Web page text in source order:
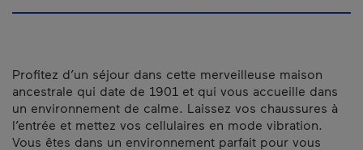
Profitez d’un séjour dans cette merveilleuse maison
ancestrale qui date de 1901 et qui vous accueille dans
un environnement de calme. Laissez vos chaussures à
l’entrée et mettez vos cellulaires en mode vibration.
Vous êtes dans un environnement parfait pour vous